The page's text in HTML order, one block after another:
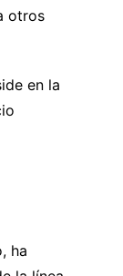
otros
en la
ha